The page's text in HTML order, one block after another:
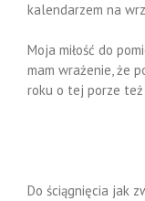
kalendarzem na
Moja miłość do
mam wrażenie, że
roku o tej porze też
Do ściągnięcia jak